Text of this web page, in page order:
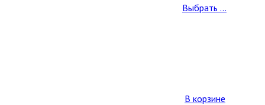
Выбрать ...
В корзине